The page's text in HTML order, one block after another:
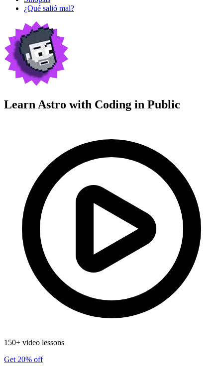
¿Qué salió mal?
Learn Astro with Coding in Public
150+ video lessons
Get 20% off